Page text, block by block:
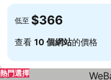
低至 $366
查看 10 個網站的價格
熱門選擇